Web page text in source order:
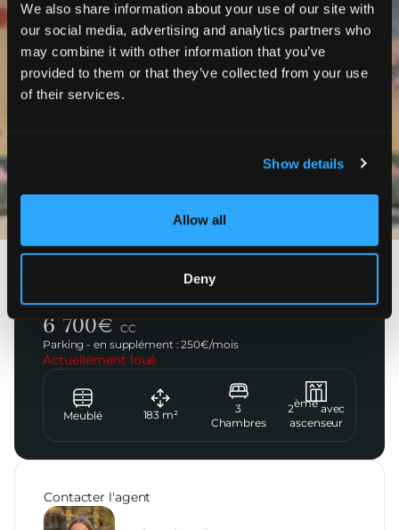
We also share information about your use of our site with
our social media, advertising and analytics partners who
may combine it with other information that you’ve
provided to them or that they’ve collected from your use
of their services.
Show details
Allow all
Deny
Avenue Victor Hugo
6 700€ CC
Parking - en supplément : 250€/mois
Actuellement loué
Meublé 183 m²
3
Chambres
2ème avec
ascenseur
Contacter l'agent